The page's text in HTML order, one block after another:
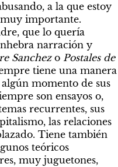
a la que estoy
muy importante.
que lo quería
narración y
Sanchez o Postales de
tiene una manera
momento de sus
son ensayos o,
recurrentes, sus
las relaciones
Tiene también
teóricos
muy juguetones,